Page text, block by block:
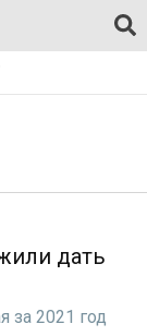
дать
за 2021 год